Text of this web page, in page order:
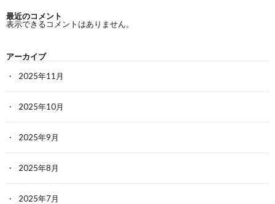
最近のコメント
表示できるコメントはありません。
アーカイブ
2025年11月
2025年10月
2025年9月
2025年8月
2025年7月